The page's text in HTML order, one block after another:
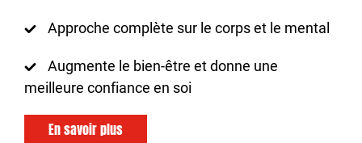
Approche complète sur le corps et le mental
Augmente le bien-être et donne une
meilleure confiance en soi
En savoir plus